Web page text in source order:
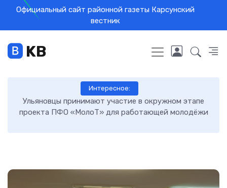
Официальный сайт районной газеты Карсунский
вестник
KB
Интересное:
Ульяновцы принимают участие в окружном этапе
проекта ПФО «МолоТ» для работающей молодёжи